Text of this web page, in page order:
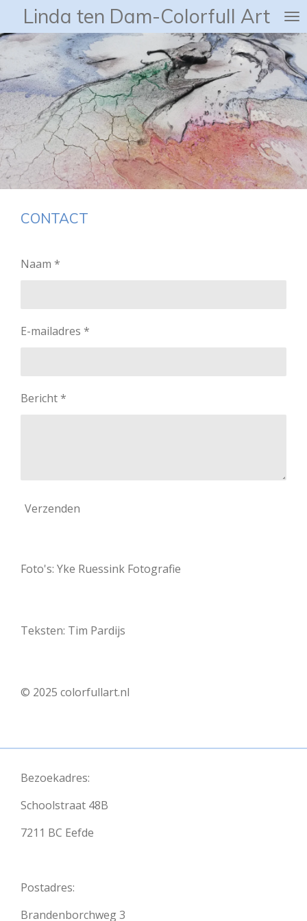
direct
naar
hoofdinhoud
Linda ten Dam-Colorfull Art
CONTACT
Naam *
E-mailadres *
Bericht *
Verzenden
Foto's: Yke Ruessink Fotografie
Teksten: Tim Pardijs
© 2025 colorfullart.nl
Bezoekadres:
Schoolstraat 48B
7211 BC Eefde
Postadres:
Brandenborchweg 3